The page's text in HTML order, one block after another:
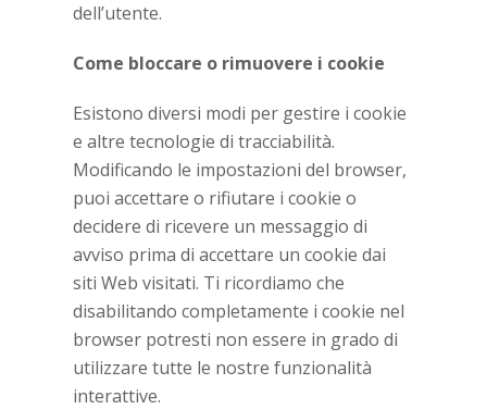
dell’utente.
Come bloccare o rimuovere i cookie
Esistono diversi modi per gestire i cookie
e altre tecnologie di tracciabilità.
Modificando le impostazioni del browser,
puoi accettare o rifiutare i cookie o
decidere di ricevere un messaggio di
avviso prima di accettare un cookie dai
siti Web visitati. Ti ricordiamo che
disabilitando completamente i cookie nel
browser potresti non essere in grado di
utilizzare tutte le nostre funzionalità
interattive.